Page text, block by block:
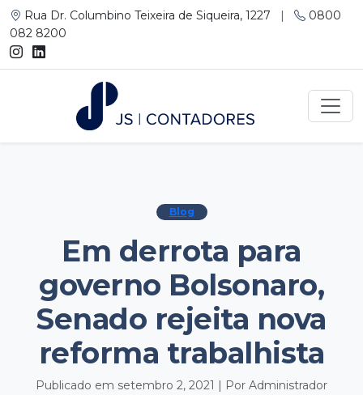
Rua Dr. Columbino Teixeira de Siqueira, 1227 |
0800
082 8200
Blog
Em derrota para
governo Bolsonaro,
Senado rejeita nova
reforma trabalhista
Publicado em setembro 2, 2021 | Por Administrador